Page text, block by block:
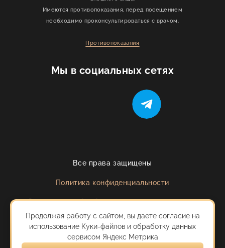
Мы в социальных сетях
Имеются противопоказания, перед посещением
необходимо проконсультироваться с врачом.
Противопоказания
Все права защищены
Политика конфиденциальности
Согласие на обработку персональных данных
Сделано с любовью в AVE Design Studio
Продолжая работу с сайтом, вы даете согласие на
использование Куки-файлов и обработку данных
сервисом Яндекс Метрика